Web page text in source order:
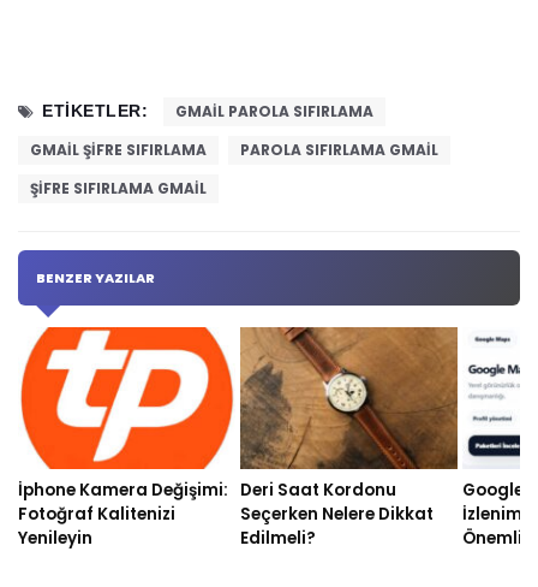
ETIKETLER:
GMAIL PAROLA SIFIRLAMA
GMAIL ŞIFRE SIFIRLAMA
PAROLA SIFIRLAMA GMAIL
ŞIFRE SIFIRLAMA GMAIL
BENZER YAZILAR
İphone Kamera Değişimi:
Fotoğraf Kalitenizi
Yenileyin
Deri Saat Kordonu
Seçerken Nelere Dikkat
Edilmeli?
Google
İzlenimi
Önemli